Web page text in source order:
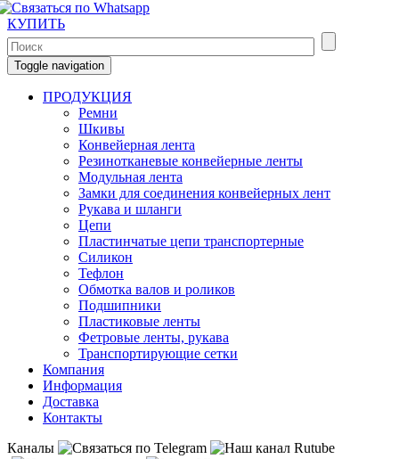
КУПИТЬ
Toggle navigation
ПРОДУКЦИЯ
Ремни
Шкивы
Конвейерная лента
Резинотканевые конвейерные ленты
Модульная лента
Замки для соединения конвейерных лент
Рукава и шланги
Цепи
Пластинчатые цепи транспортерные
Силикон
Тефлон
Обмотка валов и роликов
Подшипники
Пластиковые ленты
Фетровые ленты, рукава
Транспортирующие сетки
Компания
Информация
Доставка
Контакты
Каналы